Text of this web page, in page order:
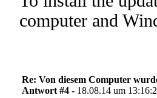
computer and
Re: Von diesem Computer
Antwort #4 - 18.08.14 um